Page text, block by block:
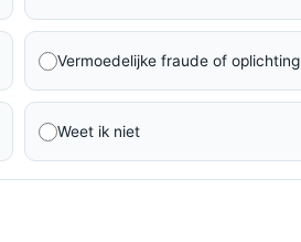
Vermoedelijke fraude of oplichting
Weet ik niet